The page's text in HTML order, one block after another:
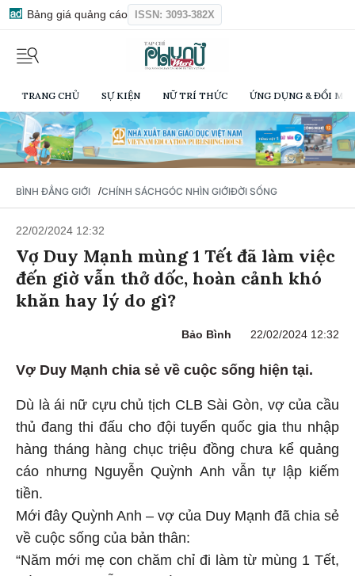
Bảng giá quảng cáo ISSN: 3093-382X
TRANG CHỦ SỰ KIỆN NỮ TRÍ THỨC ỨNG DỤNG & ĐỔI
BÌNH ĐẲNG GIỚI /CHÍNH SÁCHGÓC NHÌN GIỚIĐỜI SỐNG
22/02/2024 12:32
Vợ Duy Mạnh mùng 1 Tết đã làm việc
đến giờ vẫn thở dốc, hoàn cảnh khó
khăn hay lý do gì?
Bảo Bình 22/02/2024 12:32
Vợ Duy Mạnh chia sẻ về cuộc sống hiện tại.
Dù là ái nữ cựu chủ tịch CLB Sài Gòn, vợ của cầu
thủ đang thi đấu cho đội tuyển quốc gia thu nhập
hàng tháng hàng chục triệu đồng chưa kể quảng
cáo nhưng Nguyễn Quỳnh Anh vẫn tự lập kiếm
tiền.
Mới đây Quỳnh Anh – vợ của Duy Mạnh đã chia sẻ
về cuộc sống của bản thân:
“Năm mới mẹ con chăm chỉ đi làm từ mùng 1 Tết,